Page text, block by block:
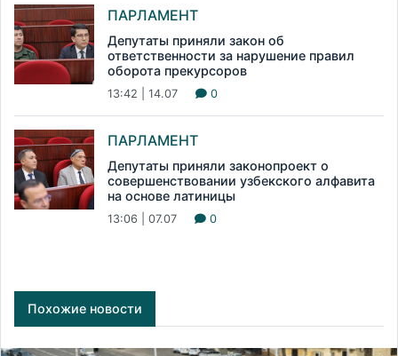
ПАРЛАМЕНТ
Депутаты приняли закон об
ответственности за нарушение правил
оборота прекурсоров
13:42 | 14.07 0
ПАРЛАМЕНТ
Депутаты приняли законопроект о
совершенствовании узбекского алфавита
на основе латиницы
13:06 | 07.07 0
Похожие новости